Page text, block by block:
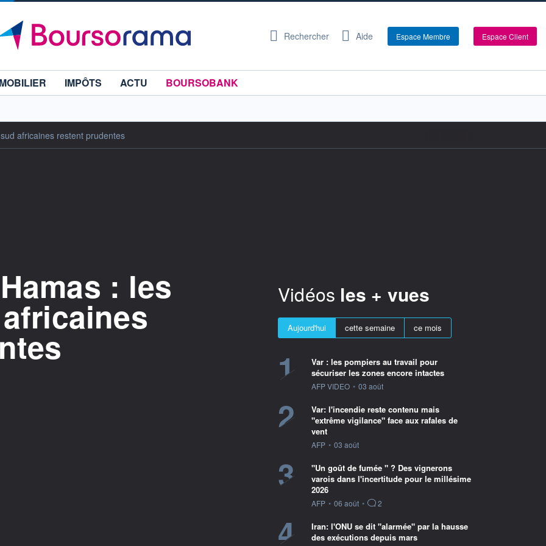
Rechercher Aide Espace Membre Espace Client
IMPÔTS ACTU BOURSOBANK
africaines restent prudentes
: les Vidéos les + vues
Aujourd'hui cette semaine ce mois
1
Var : les pompiers au travail pour
sécuriser les zones encore intactes
information fournie par
AFP VIDEO • 03 août
2
Var: l'incendie reste contenu mais
"extrême vigilance" face aux rafales de
vent
information fournie par
AFP • 03 août
3
"Un goût de fumée " ? Des vignerons
varois dans l'incertitude pour le millésime
2026
information fournie par
AFP • 06 août • 2
4
Iran: l'ONU se dit "alarmée" par la hausse
des exécutions depuis mars